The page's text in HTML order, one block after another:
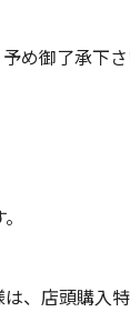
め御了承下さ
、店頭購入